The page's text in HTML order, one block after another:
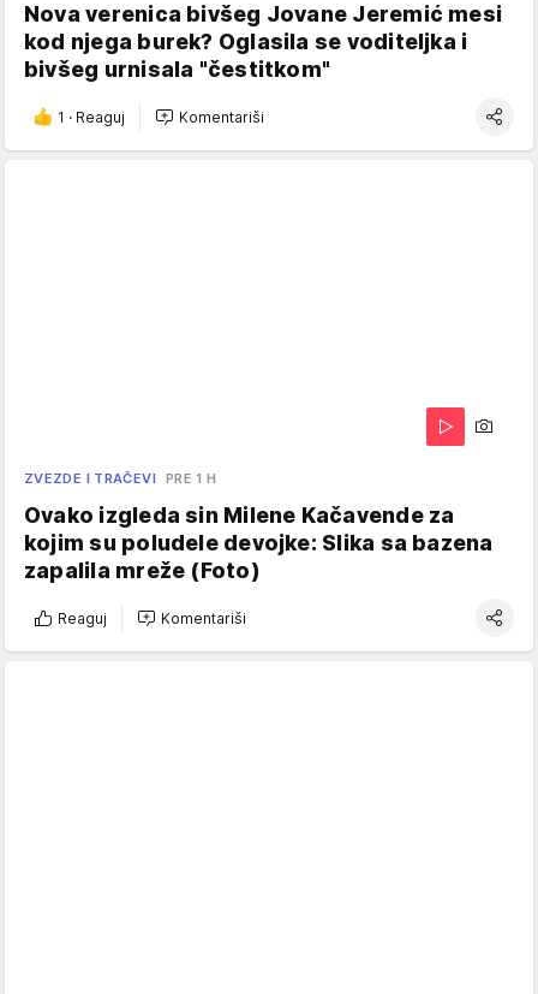
Nova verenica bivšeg Jovane Jeremić mesi
kod njega burek? Oglasila se voditeljka i
bivšeg urnisala "čestitkom"
1 · Reaguj Komentariši
ZVEZDE I TRAČEVI PRE 1 H
Ovako izgleda sin Milene Kačavende za
kojim su poludele devojke: Slika sa bazena
zapalila mreže (Foto)
Reaguj Komentariši